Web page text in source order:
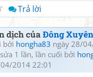
Trả lời
dịch củaĐông Xuyên
bởi hongha83 ngày 28/
1 lần, lần cuối bởi
2014 22:01